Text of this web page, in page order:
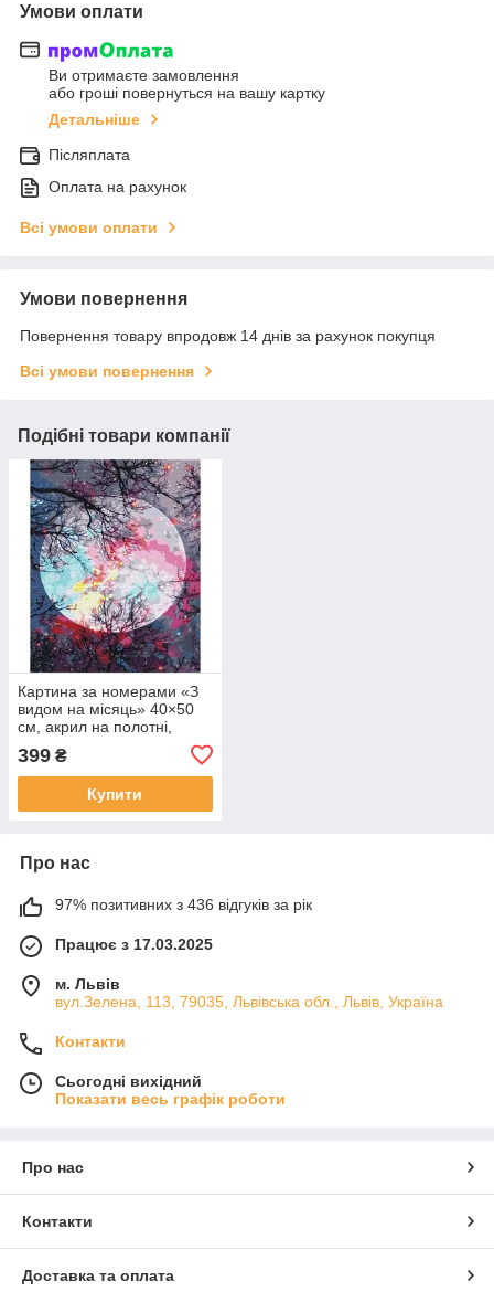
Умови оплати
Ви отримаєте замовлення
або гроші повернуться на вашу картку
Детальніше
Післяплата
Оплата на рахунок
Всі умови оплати
Умови повернення
Повернення товару впродовж 14 днів за рахунок покупця
Всі умови повернення
Подібні товари компанії
Картина за номерами «З
видом на місяць» 40×50
см, акрил на полотні,
пензлями та фарбами
399 ₴
Купити
Про нас
97% позитивних з 436 відгуків за рік
Працює з 17.03.2025
м. Львів
вул.Зелена, 113, 79035, Львівська обл., Львів, Україна
Контакти
Сьогодні вихідний
Показати весь графік роботи
Про нас
Контакти
Доставка та оплата